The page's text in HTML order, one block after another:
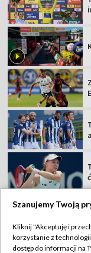
Szanujemy Twoją
Kliknij "Akceptuję i
korzystanie z
dostęp do informacji na